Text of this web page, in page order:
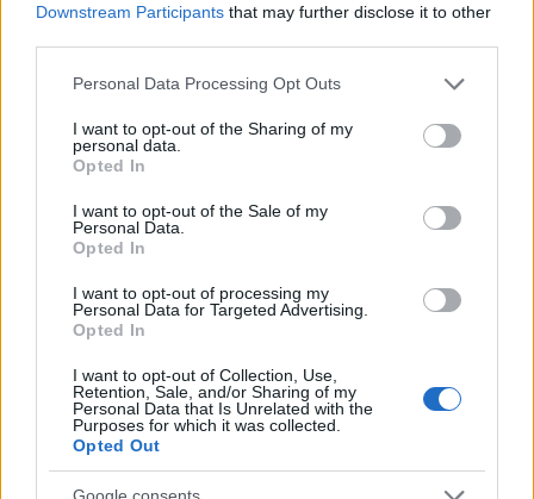
Downstream Participants that may further disclose it to other
Please note that this website/app uses one or more Google
not limited to your visit or usage behaviour. You may click to
grant or deny consent to Google and its third-party tags to
use your data for below specified purposes in below Google
consent section.
Personal Data Processing Opt Outs
I want to opt-out of the Sharing of my
personal data.
Opted In
I want to opt-out of the Sale of my
Personal Data.
Opted In
I want to opt-out of processing my
Personal Data for Targeted Advertising.
Opted In
I want to opt-out of Collection, Use,
Retention, Sale, and/or Sharing of my
Personal Data that Is Unrelated with the
Purposes for which it was collected.
Opted Out
Ξηροί καρποί: Τι συμβαίνει στο σώμα όταν τρώτε
Η Apple αποφασίζει ποιος μένει και ποιος φεύγει και
οι κανόνες δεν είναι ίδιοι για όλους